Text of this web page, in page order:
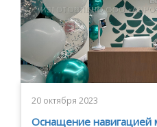
20 октября 2023
Оснащение навигацией